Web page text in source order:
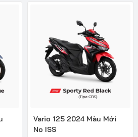
Vario 125 2024 Màu Mới
No ISS